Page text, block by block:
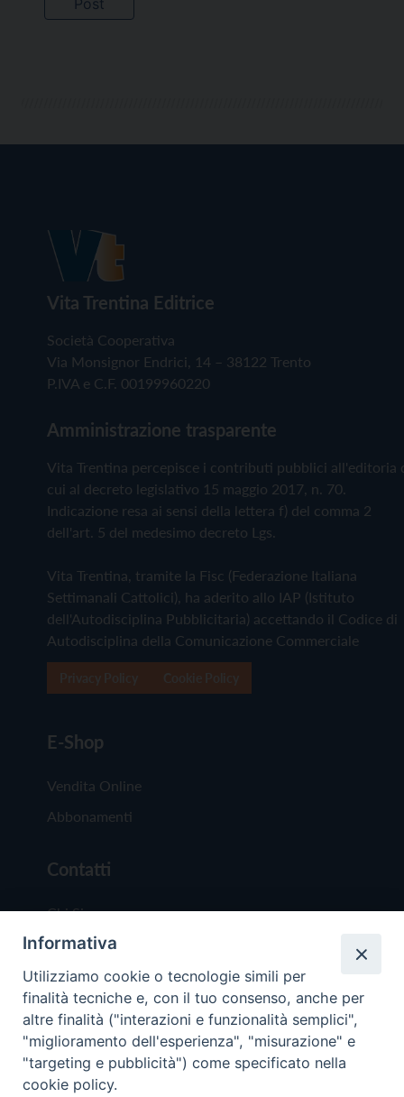
Vita Trentina Editrice
Società Cooperativa
Via Monsignor Endrici, 14 – 38122 Trento
P.IVA e C.F. 00199960220
Amministrazione trasparente
Vita Trentina percepisce i contributi pubblici all'editoria
cui al decreto legislativo 15 maggio 2017, n. 70.
Indicazione resa ai sensi della lettera f) del comma 2
dell'art. 5 del medesimo decreto Lgs.
Vita Trentina, tramite la Fisc (Federazione Italiana
Settimanali Cattolici), ha aderito allo IAP (Istituto
dell'Autodisciplina Pubblicitaria) accettando il Codice di
Autodisciplina della Comunicazione Commerciale
E-Shop
Vendita Online
Abbonamenti
Contatti
Chi Siamo
Redazione
Scrivici
Copyright © 2019 - Tutti i diritti riservati - Vita
Informativa
Utilizziamo cookie o tecnologie simili per
finalità tecniche e, con il tuo consenso, anche per
altre finalità ("interazioni e funzionalità semplici",
"miglioramento dell'esperienza", "misurazione" e
"targeting e pubblicità") come specificato nella
cookie policy.